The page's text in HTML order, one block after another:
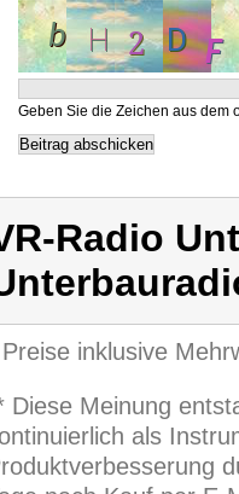
Geben Sie die Zeichen aus dem
Radio
inklusive
Diese Meinung
als